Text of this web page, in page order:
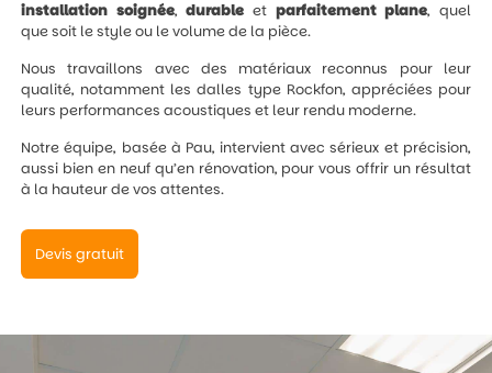
installation soignée,durable et parfaitement plane, quel
que soit le style ou le volume de la pièce.
Nous travaillons avec des matériaux reconnus pour leur
qualité, notamment les dalles type Rockfon, appréciées pour
leurs performances acoustiques et leur rendu moderne.
Notre équipe, basée à Pau, intervient avec sérieux et précision,
aussi bien en neuf qu’en rénovation, pour vous offrir un résultat
à la hauteur de vos attentes.
Devis gratuit